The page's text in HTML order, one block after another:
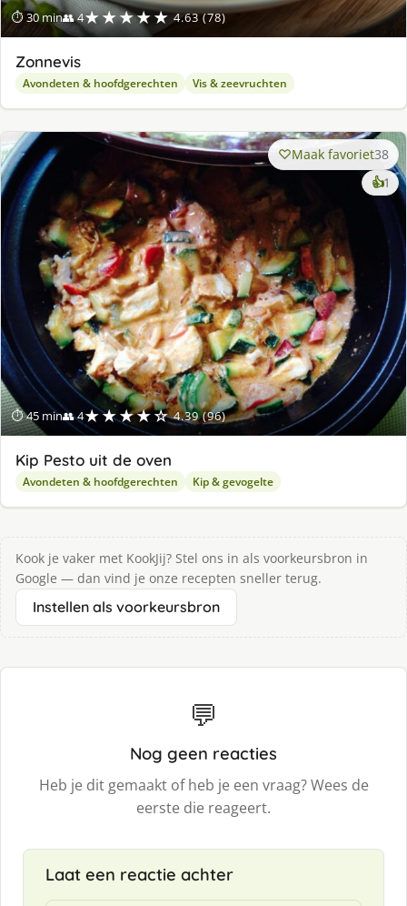
⏱ 30 min👥 4★★★★★ 4.63 (78)
Zonnevis
Avondeten & hoofdgerechten Vis & zeevruchten
⏱ 45 min👥 4★★★★☆ 4.39 (96)
Maak favoriet38
👍1
Kip Pesto uit de oven
Avondeten & hoofdgerechten Kip & gevogelte
Kook je vaker met KookJij? Stel ons in als voorkeursbron in
Google — dan vind je onze recepten sneller terug.
Instellen als voorkeursbron
💬
Nog geen reacties
Heb je dit gemaakt of heb je een vraag? Wees de
eerste die reageert.
Laat een reactie achter